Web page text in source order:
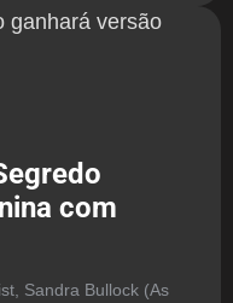
com
Sandra Bullock (As